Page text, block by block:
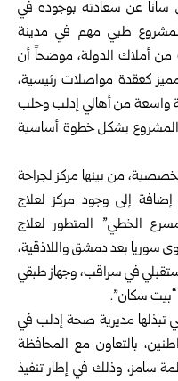
سانا عن سعادته بوجوده في
طبي مهم في مدينة
تقارب 10 دونمات من أملاك الدولة، موضحاً أن
كعقدة مواصلات رئيسية،
واسعة من أهالي إدلب وحلب
110 أسرّة، وأن المشروع يشكل خطوة أساسية
من بينها مركز لجراحة
إضافة إلى وجود مركز لعلاج
الخطي” المتطور لعلاج
سوريا بعد دمشق واللاذقية،
في سراقب، وجهاز طبقي
“بيت سكان”.
تبذلها مديرية صحة إدلب في
بالتعاون مع المحافظة
سامز، وذلك في إطار تنفيذ